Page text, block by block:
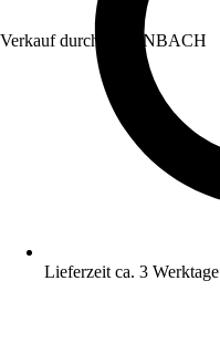
Verkauf durch: HORNBACH
Lieferzeit ca. 3 Werktage